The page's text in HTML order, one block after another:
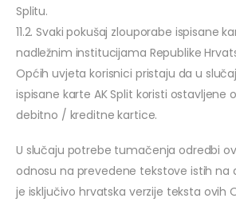
Splitu.
11.2. Svaki pokušaj zlouporabe ispisane
nadležnim institucijama Republike
Općih uvjeta korisnici pristaju da u
ispisane karte AK Split koristi ostavljene
debitno / kreditne kartice.
U slučaju potrebe tumačenja odredbi
odnosu na prevedene tekstove istih na
je isključivo hrvatska verzije teksta ovih